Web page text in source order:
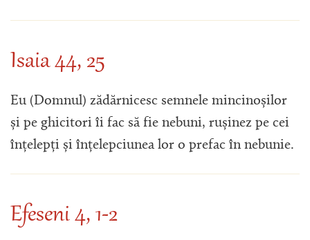
Isaia 44, 25
Eu (Domnul) zădărnicesc semnele mincinoșilor
și pe ghicitori îi fac să fie nebuni, rușinez pe cei
înțelepți și înțelepciunea lor o prefac în nebunie.
Efeseni 4, 1-2